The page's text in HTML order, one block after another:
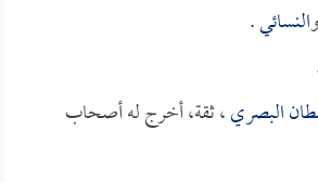
والنسائي.
البصري، ثقة، أخرج له أصحاب